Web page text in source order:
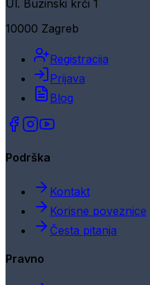
Ul. Buzinski krči 1
10000 Zagreb
Registracija
Prijava
Blog
Podrška
Kontakt
Korisne poveznice
Česta pitanja
Pravno